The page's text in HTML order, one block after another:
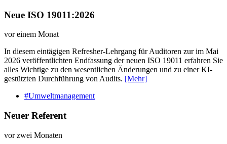
Neue ISO 19011:2026
vor einem Monat
In diesem eintägigen Refresher-Lehrgang für Auditoren zur im Mai
2026 veröffentlichten Endfassung der neuen ISO 19011 erfahren Sie
alles Wichtige zu den wesentlichen Änderungen und zu einer KI-
gestützten Durchführung von Audits. [Mehr]
#Umweltmanagement
Neuer Referent
vor zwei Monaten